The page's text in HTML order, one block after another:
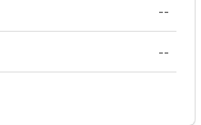
--
--